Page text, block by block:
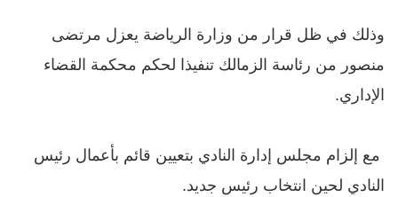
وذلك في ظل قرار من وزارة الرياضة يعزل مرتضى
منصور من رئاسة الزمالك تنفيذا لحكم محكمة القضاء
الإداري.
مع إلزام مجلس إدارة النادي بتعيين قائم بأعمال رئيس
النادي لحين انتخاب رئيس جديد.